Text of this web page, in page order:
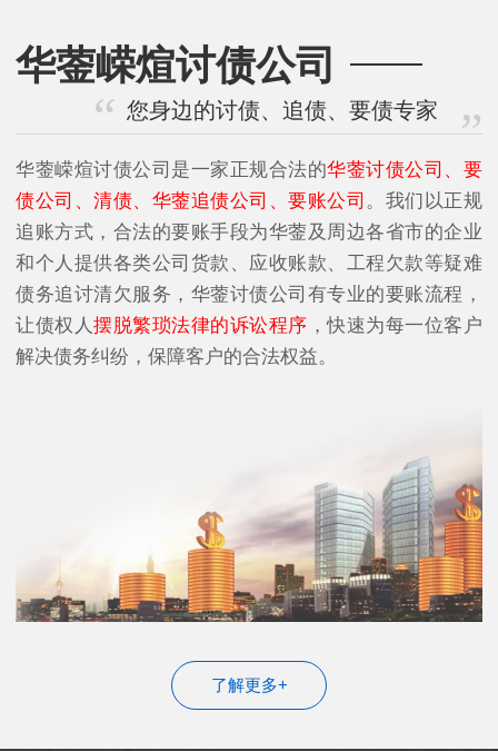
华蓥嵘煊讨债公司
您身边的讨债、追债、要债专家
华蓥嵘煊讨债公司是一家正规合法的华蓥讨债公司、要
债公司、清债、华蓥追债公司、要账公司 。我们以正规
追账方式，合法的要账手段为华蓥及周边各省市的企业
和个人提供各类公司货款、应收账款、工程欠款等疑难
债务追讨清欠服务，华蓥讨债公司有专业的要账流程，
让债权人摆脱繁琐法律的诉讼程序 ，快速为每一位客户
解决债务纠纷，保障客户的合法权益。
了解更多+